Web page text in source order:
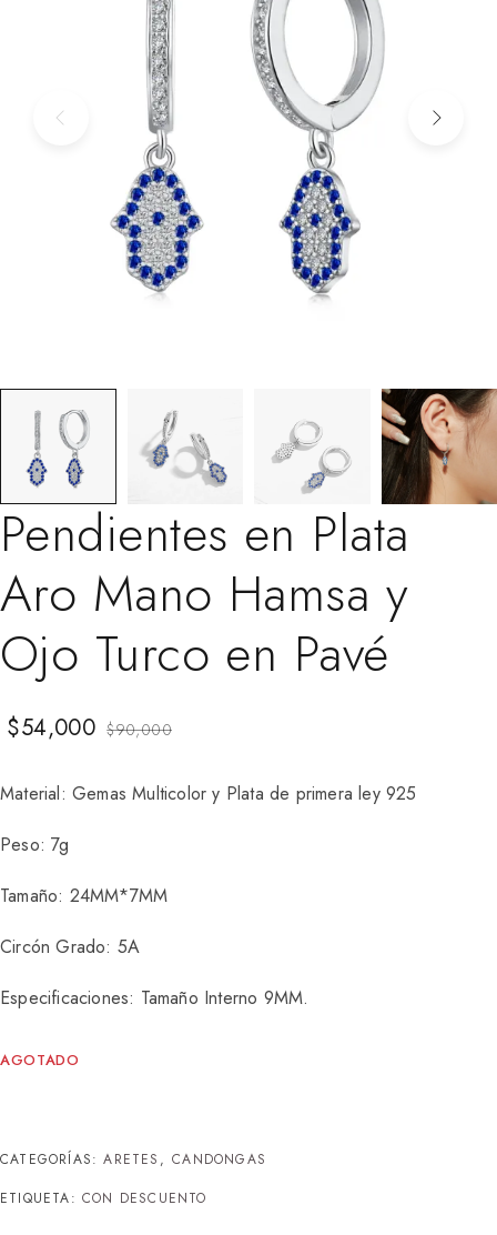
Pendientes en Plata
Aro Mano Hamsa y
Ojo Turco en Pavé
$90,000
$54,000
Material: Gemas Multicolor y Plata de primera ley 925
Peso: 7g
Tamaño: 24MM*7MM
Circón Grado: 5A
Especificaciones: Tamaño Interno 9MM.
AGOTADO
CATEGORÍAS:ARETES , ⁠CANDONGAS
ETIQUETA: CON DESCUENTO